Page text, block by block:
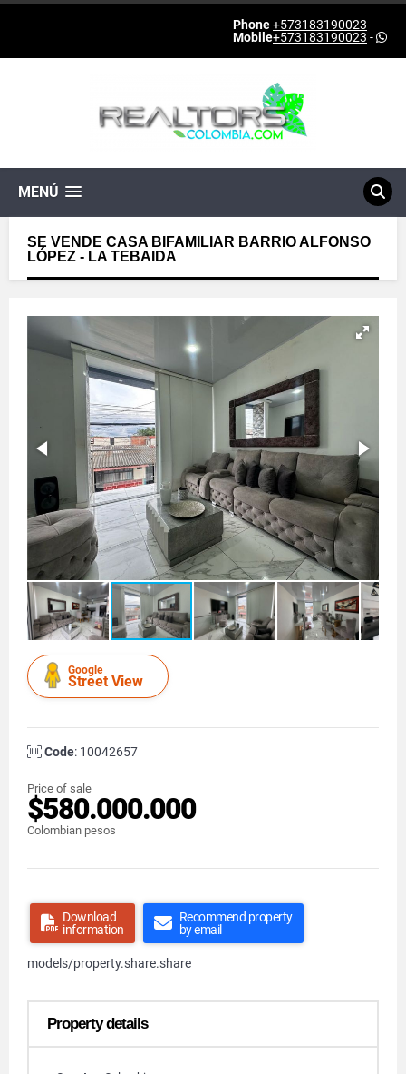
Phone+573183190023
Mobile+573183190023 -
MENÚ
SE VENDE CASA BIFAMILIAR BARRIO ALFONSO
LÓPEZ - LA TEBAIDA
Google
Street View
Code: 10042657
Price of sale
$580.000.000
Colombian pesos
Download
information
Recommend property
by email
models/property.share.share
Property details